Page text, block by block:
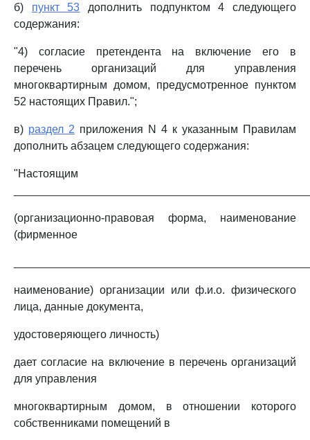
б) пункт 53 дополнить подпунктом 4 следующего
содержания:
"4) согласие претендента на включение его в
перечень организаций для управления
многоквартирным домом, предусмотренное пунктом
52 настоящих Правил.";
в) раздел 2 приложения N 4 к указанным Правилам
дополнить абзацем следующего содержания:
"Настоящим
(организационно-правовая форма, наименование
(фирменное
наименование) организации или ф.и.о. физического
лица, данные документа,
удостоверяющего личность)
дает согласие на включение в перечень организаций
для управления
многоквартирным домом, в отношении которого
собственниками помещений в